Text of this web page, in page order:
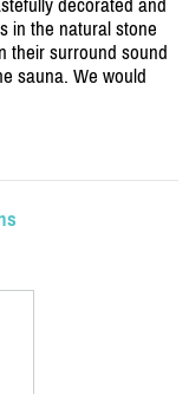
decorated and
in the natural stone
their surround sound
sauna. We would